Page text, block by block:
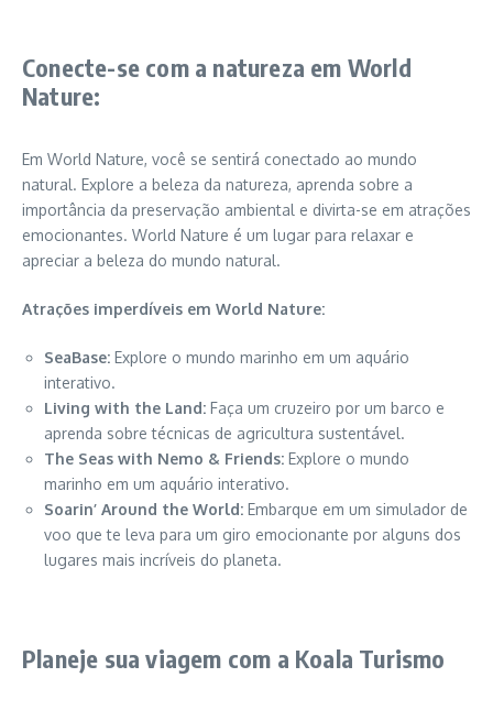
Conecte-se com a natureza em World
Nature:
Em World Nature, você se sentirá conectado ao mundo
natural. Explore a beleza da natureza, aprenda sobre a
importância da preservação ambiental e divirta-se em atrações
emocionantes. World Nature é um lugar para relaxar e
apreciar a beleza do mundo natural.
Atrações imperdíveis em World Nature:
SeaBase: Explore o mundo marinho em um aquário
interativo.
Living with the Land: Faça um cruzeiro por um barco e
aprenda sobre técnicas de agricultura sustentável.
The Seas with Nemo & Friends: Explore o mundo
marinho em um aquário interativo.
Soarin’ Around the World: Embarque em um simulador de
voo que te leva para um giro emocionante por alguns dos
lugares mais incríveis do planeta.
Planeje sua viagem com a Koala Turismo